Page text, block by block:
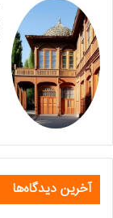
آخرین دیدگاه‌ها